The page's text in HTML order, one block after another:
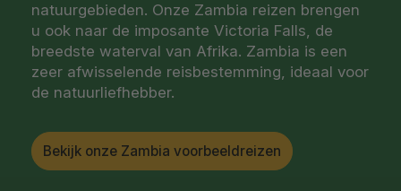
natuurgebieden. Onze Zambia reizen brengen
u ook naar de imposante Victoria Falls, de
breedste waterval van Afrika. Zambia is een
zeer afwisselende reisbestemming, ideaal voor
de natuurliefhebber.
Bekijk onze Zambia voorbeeldreizen